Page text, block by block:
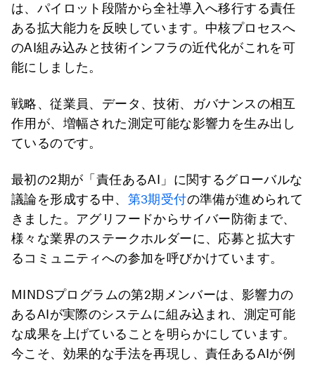
は、パイロット段階から全社導入へ移行する責任
ある拡大能力を反映しています。中核プロセスへ
のAI組み込みと技術インフラの近代化がこれを可
能にしました。
戦略、従業員、データ、技術、ガバナンスの相互
作用が、増幅された測定可能な影響力を生み出し
ているのです。
最初の2期が「責任あるAI」に関するグローバルな
議論を形成する中、 第3期受付の準備が進められて
きました。アグリフードからサイバー防衛まで、
様々な業界のステークホルダーに、応募と拡大す
るコミュニティへの参加を呼びかけています。
MINDSプログラムの第2期メンバーは、影響力の
あるAIが実際のシステムに組み込まれ、測定可能
な成果を上げていることを明らかにしています。
今こそ、効果的な手法を再現し、責任あるAIが例